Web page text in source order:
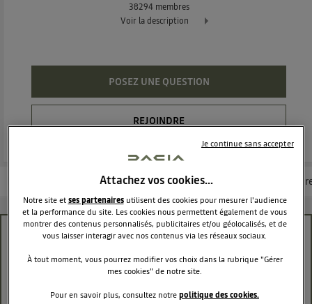
38294membres
Voir la description
POSEZ UNE QUESTION
REJOINDRE
Les questions de la communauté Les articles Consultez la
antibrouillard
lolo 45
1 octobre 2017à16:47
Attachez vos cookies…
Notre site etses partenairesutilisent des cookies pour mesurer l'audience
et la performance du site. Les cookies nous permettent également de vous
montrer des contenus personnalisés, publicitaires et/ou géolocalisés, et de
vous laisser interagir avec nos contenus via les réseaux sociaux.
À tout moment, vous pourrez modifier vos choix dans la rubrique "Gérer
mes cookies" de notre site.
Pour en savoir plus, consultez notrepolitique des cookies.
Je continue sans accepter